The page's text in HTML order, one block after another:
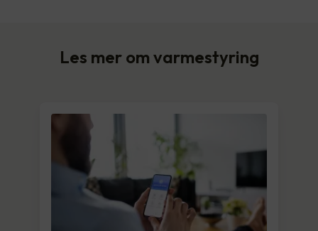
Les mer om varmestyring